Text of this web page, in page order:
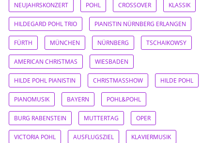
NEUJAHRSKONZERT POHL CROSSOVER KLASSIK
HILDEGARD POHL TRIO PIANISTIN NÜRNBERG ERLANGEN
FÜRTH MÜNCHEN NÜRNBERG TSCHAIKOWSY
AMERICAN CHRISTMAS WIESBADEN
HILDE POHL PIANISTIN CHRISTMASSHOW HILDE POHL
PIANOMUSIK BAYERN POHL&POHL
BURG RABENSTEIN MUTTERTAG OPER
VICTORIA POHL AUSFLUGSZIEL KLAVIERMUSIK